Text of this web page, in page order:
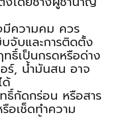
มีความคม ควร
บจับและการติดตั้ง
ธิ์เป็นกรดหรือด่าง
ร์, น้ำมันสน อาจ
ด้
ธิ์กัดกร่อน หรือสาร
อเช็ดทำความ